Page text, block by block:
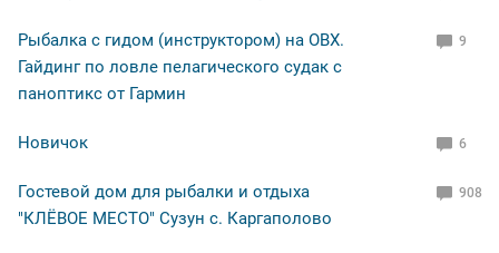
Рыбалка с гидом (инструктором) на ОВХ.
Гайдинг по ловле пелагического судак с
паноптикс от Гармин
9
Новичок 6
Гостевой дом для рыбалки и отдыха
"КЛЁВОЕ МЕСТО" Сузун с. Каргаполово
908